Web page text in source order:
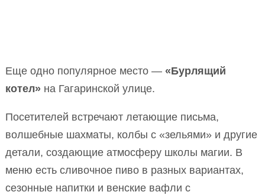
Еще одно популярное место — «Бурлящий
котел» на Гагаринской улице.
Посетителей встречают летающие письма,
волшебные шахматы, колбы с «зельями» и другие
детали, создающие атмосферу школы магии. В
меню есть сливочное пиво в разных вариантах,
сезонные напитки и венские вафли с